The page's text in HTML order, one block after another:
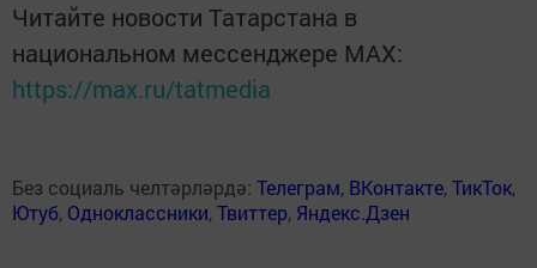
Читайте новости Татарстана в
национальном мессенджере MАХ:
https://max.ru/tatmedia
Без социаль челтәрләрдә: Телеграм, ВКонтакте,ТикТок,
Ютуб, Одноклассники,Твиттер, Яндекс.Дзен